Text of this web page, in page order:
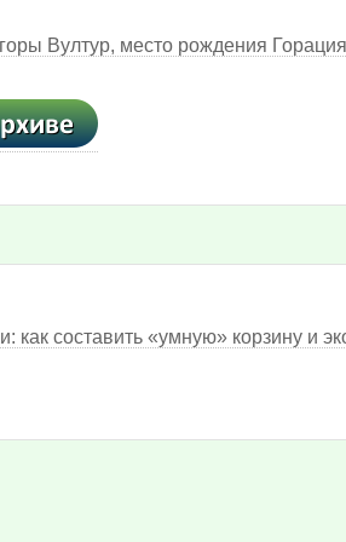
Вултур, место рождения
как составить «умную» корзину и